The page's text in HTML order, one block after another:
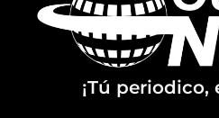
¡Tú periodico,